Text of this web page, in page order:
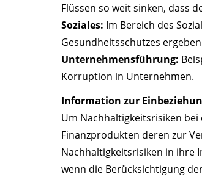
Flüssen so weit sinken, dass
Soziales: Im Bereich des
Gesundheitsschutzes
Unternehmensführung:
Korruption in Unternehmen.
Information zur
Um Nachhaltigkeitsrisiken
Finanzprodukten deren zur
Nachhaltigkeitsrisiken in ihre
wenn die Berücksichtigung